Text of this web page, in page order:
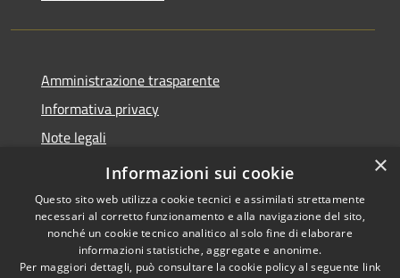
Amministrazione trasparente
Informativa privacy
Note legali
Dichiarazione di accessibilità
Copyright © 2026 • Comune di
×
Informazioni sui cookie
Questo sito web utilizza cookie tecnici e assimilati strettamente
necessari al corretto funzionamento e alla navigazione del sito,
nonché un cookie tecnico analitico al solo fine di elaborare
informazioni statistiche, aggregate e anonime.
Per maggiori dettagli, può consultare la cookie policy al seguente link